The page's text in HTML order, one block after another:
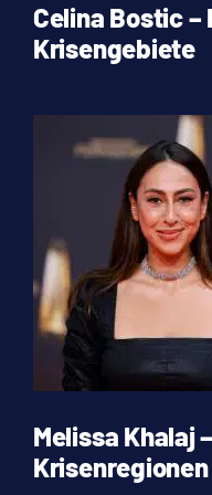
Celina Bostic –
Krisengebiete
Melissa Khalaj
Krisenregionen